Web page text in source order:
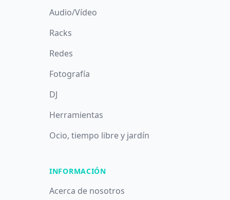
Audio/Vídeo
Racks
Redes
Fotografía
DJ
Herramientas
Ocio, tiempo libre y jardín
INFORMACIÓN
Acerca de nosotros